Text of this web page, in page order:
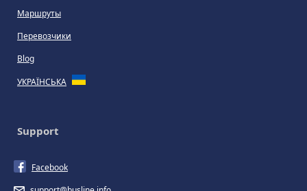
Маршруты
Перевозчики
Blog
УКРАЇНСЬКА
Support
Facebook